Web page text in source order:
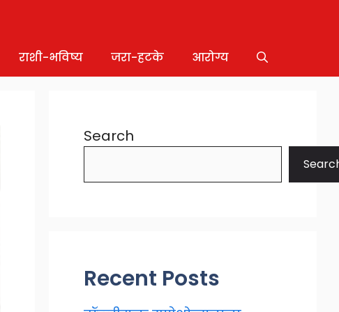
राशी-भविष्य जरा-हटके आरोग्य
Search
Recent Posts